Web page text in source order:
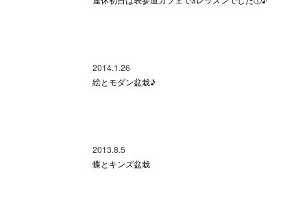
2014.1.26
絵とモダン盆栽♪
2013.8.5
蝶とキンズ盆栽